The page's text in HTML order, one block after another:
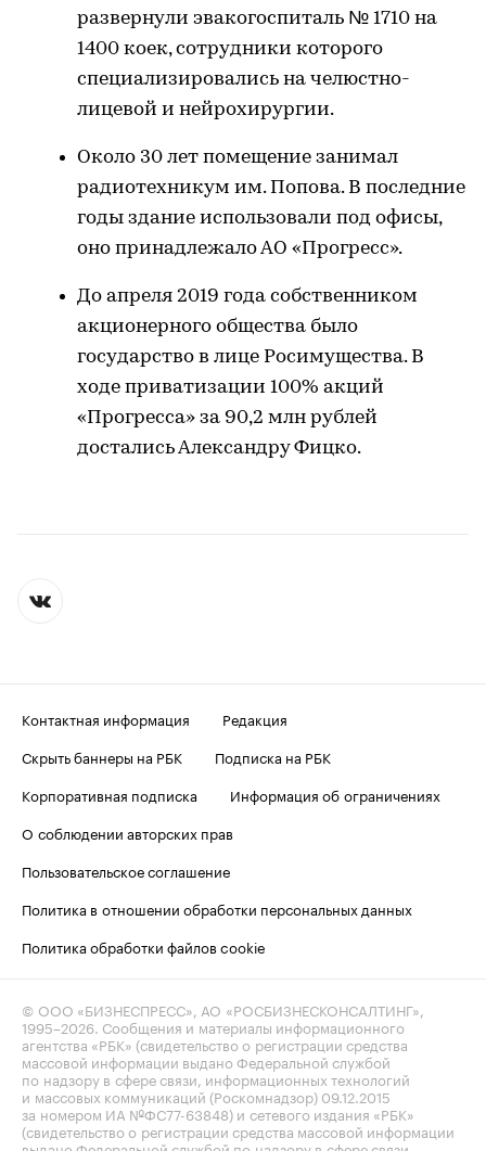
развернули эвакогоспиталь № 1710 на
1400 коек, сотрудники которого
специализировались на челюстно-
лицевой и нейрохирургии.
Около 30 лет помещение занимал
радиотехникум им. Попова. В последние
годы здание использовали под офисы,
оно принадлежало АО «Прогресс».
До апреля 2019 года собственником
акционерного общества было
государство в лице Росимущества. В
ходе приватизации 100% акций
«Прогресса» за 90,2 млн рублей
достались Александру Фицко.
Контактная информация
Редакция
Скрыть баннеры на РБК
Подписка на РБК
Корпоративная подписка
Информация об ограничениях
О соблюдении авторских прав
Пользовательское соглашение
Политика в отношении обработки персональных данных
Политика обработки файлов cookie
© ООО «БИЗНЕСПРЕСС», АО «РОСБИЗНЕСКОНСАЛТИНГ»,
1995–2026 . Сообщения и материалы информационного
агентства «РБК» (свидетельство о регистрации средства
массовой информации выдано Федеральной службой
по надзору в сфере связи, информационных технологий
и массовых коммуникаций (Роскомнадзор) 09.12.2015
за номером ИА №ФС77-63848) и сетевого издания «РБК»
(свидетельство о регистрации средства массовой информации